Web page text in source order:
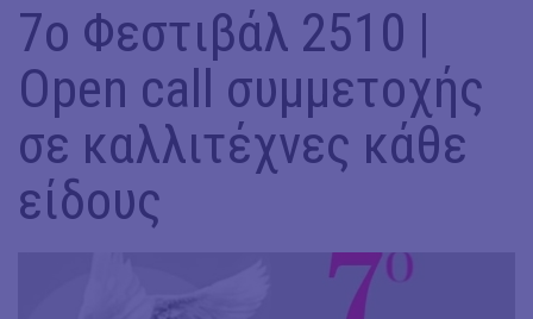
7ο Φεστιβάλ 2510 |
Open call συμμετοχής
σε καλλιτέχνες κάθε
είδους